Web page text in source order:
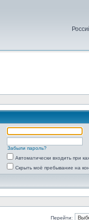
Забыли пароль?
Автоматически входить при
Скрыть моё пребывание на
Перейти: